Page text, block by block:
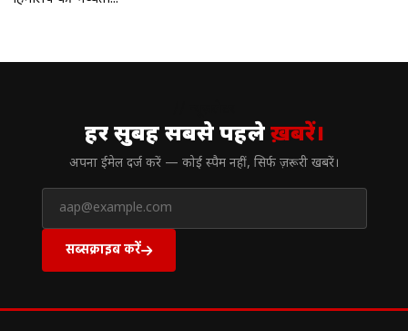
हर सुबह सबसे पहलेख़बरें।
अपना ईमेल दर्ज करें — कोई स्पैम नहीं, सिर्फ ज़रूरी खबरें।
सब्सक्राइब करें